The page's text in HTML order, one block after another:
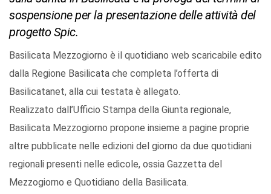
sospensione per la presentazione delle attività del
progetto Spic.
Basilicata Mezzogiorno è il quotidiano web scaricabile edito
dalla Regione Basilicata che completa l’offerta di
Basilicatanet, alla cui testata è allegato.
Realizzato dall’Ufficio Stampa della Giunta regionale,
Basilicata Mezzogiorno propone insieme a pagine proprie
altre pubblicate nelle edizioni del giorno da due quotidiani
regionali presenti nelle edicole, ossia Gazzetta del
Mezzogiorno e Quotidiano della Basilicata.